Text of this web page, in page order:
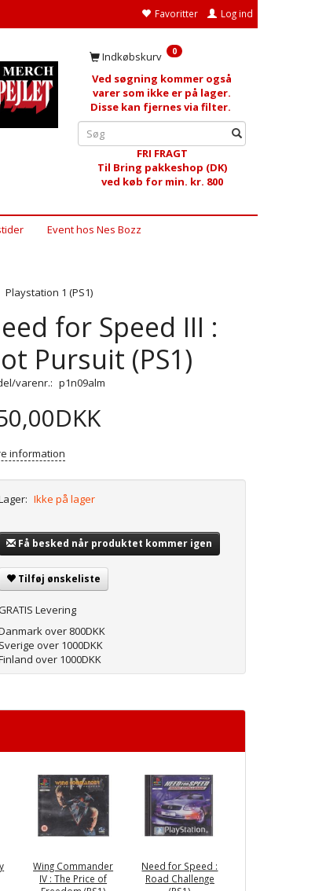
Favoritter Log ind
Indkøbskurv 0
Ved søgning kommer også
varer som ikke er på lager.
Disse kan fjernes via filter.
FRI FRAGT
Til Bring pakkeshop (DK)
ved køb for min. kr. 800
Event hos Nes Bozz
Playstation 1 (PS1)
for Speed III :
Pursuit (PS1)
varenr.: p1n09alm
information
Ikke på lager
Få besked når produktet kommer igen
Tilføj ønskeliste
Levering
over 800DKK
Sverige over 1000DKK
over 1000DKK
Wing Commander
IV : The Price of
Need for Speed :
Road Challenge